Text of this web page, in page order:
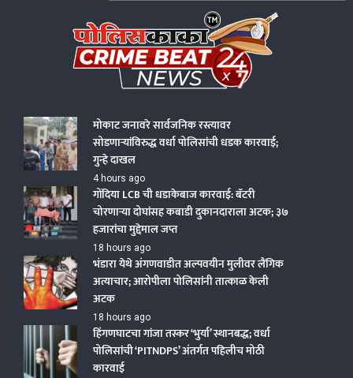
मोकाट जनावरे सार्वजनिक रस्त्यावर
सोडणाऱ्यांविरुद्ध वर्धा पोलिसांची धडक कारवाई;
गुन्हे दाखल
4 hours ago
गोंदिया LCB ची धडाकेबाज कारवाई: बॅटरी
चोरणाऱ्या दोघांसह कबाडी दुकानदाराला अटक; ३७
हजारांचा मुद्देमाल जप्त
18 hours ago
भंडारा येथे अंगणवाडीत अल्पवयीन मुलीवर लैंगिक
अत्याचार; आरोपीला पोलिसांनी तात्काळ केली
अटक
18 hours ago
हिंगणघाटचा गांजा तस्कर ‘भुर्या’ स्थानबद्ध; वर्धा
पोलिसांची ‘PITNDPS’ अंतर्गत पहिलीच मोठी
कारवाई